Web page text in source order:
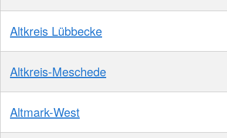
Altkreis Lübbecke
Altkreis-Meschede
Altmark-West